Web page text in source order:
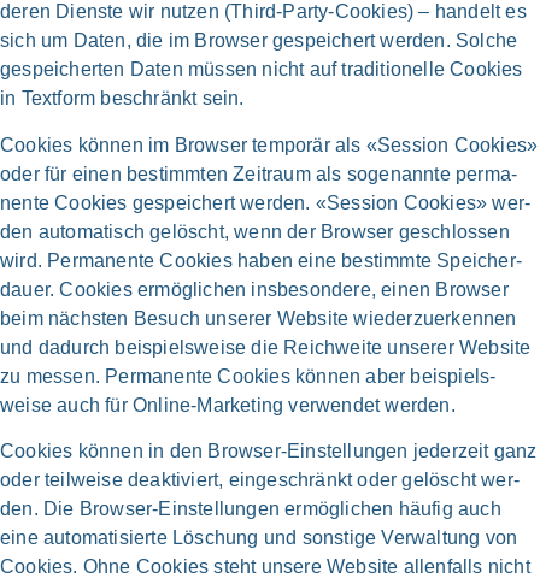
deren Dien­ste wir nut­zen (Third-Party-Cookies) – han­delt es
sich um Daten, die im Brow­ser gespei­chert wer­den. Sol­che
gespei­cher­ten Daten müs­sen nicht auf tra­di­tio­nel­le Coo­kies
in Text­form beschränkt sein.
Coo­kies kön­nen im Brow­ser tem­po­rär als «Ses­si­on Coo­kies»
oder für einen bestimm­ten Zeit­raum als soge­nann­te per­ma­
nen­te Coo­kies gespei­chert wer­den. «Ses­si­on Coo­kies» wer­
den auto­ma­tisch gelöscht, wenn der Brow­ser geschlos­sen
wird. Per­ma­nen­te Coo­kies haben eine bestimm­te Speicher­
dauer. Coo­kies ermög­li­chen ins­be­son­de­re, einen Brow­ser
beim näch­sten Besuch unse­rer Web­site wie­der­zu­er­ken­nen
und dadurch bei­spiels­wei­se die Reich­weite unse­rer Web­site
zu mes­sen. Per­ma­nen­te Coo­kies kön­nen aber beispiels­
weise auch für Online-Marketing ver­wen­det wer­den.
Coo­kies kön­nen in den Browser-Einstellungen jeder­zeit ganz
oder teil­wei­se deak­ti­viert, ein­ge­schränkt oder gelöscht wer­
den. Die Browser-Einstellungen ermög­li­chen häu­fig auch
eine auto­ma­ti­sier­te Löschung und son­sti­ge Ver­wal­tung von
Coo­kies. Ohne Coo­kies steht unse­re Web­site allen­falls nicht